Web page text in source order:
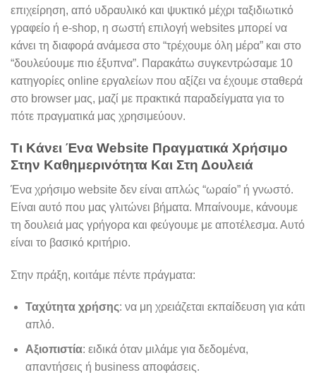
επιχείρηση, από υδραυλικό και ψυκτικό μέχρι ταξιδιωτικό
γραφείο ή e-shop, η σωστή επιλογή websites μπορεί να
κάνει τη διαφορά ανάμεσα στο “τρέχουμε όλη μέρα” και στο
“δουλεύουμε πιο έξυπνα”. Παρακάτω συγκεντρώσαμε 10
κατηγορίες online εργαλείων που αξίζει να έχουμε σταθερά
στο browser μας, μαζί με πρακτικά παραδείγματα για το
πότε πραγματικά μας χρησιμεύουν.
Τι Κάνει Ένα Website Πραγματικά Χρήσιμο
Στην Καθημερινότητα Και Στη Δουλειά
Ένα χρήσιμο website δεν είναι απλώς “ωραίο” ή γνωστό.
Είναι αυτό που μας γλιτώνει βήματα. Μπαίνουμε, κάνουμε
τη δουλειά μας γρήγορα και φεύγουμε με αποτέλεσμα. Αυτό
είναι το βασικό κριτήριο.
Στην πράξη, κοιτάμε πέντε πράγματα:
Ταχύτητα χρήσης: να μη χρειάζεται εκπαίδευση για κάτι
απλό.
Αξιοπιστία: ειδικά όταν μιλάμε για δεδομένα,
απαντήσεις ή business αποφάσεις.